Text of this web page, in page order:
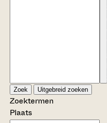
Zoek Uitgebreid zoeken
Zoektermen
Plaats